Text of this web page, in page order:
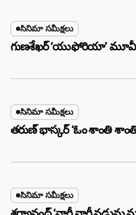
సినిమా సమీక్షలు
గుణశేఖర్ ‘యుఫోరియా’ మూవీ
సినిమా సమీక్షలు
తరుణ్ భాస్కర్ ‘ఓం శాంతి
సినిమా సమీక్షలు